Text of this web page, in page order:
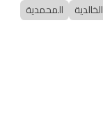
الخالدية
المحمدية